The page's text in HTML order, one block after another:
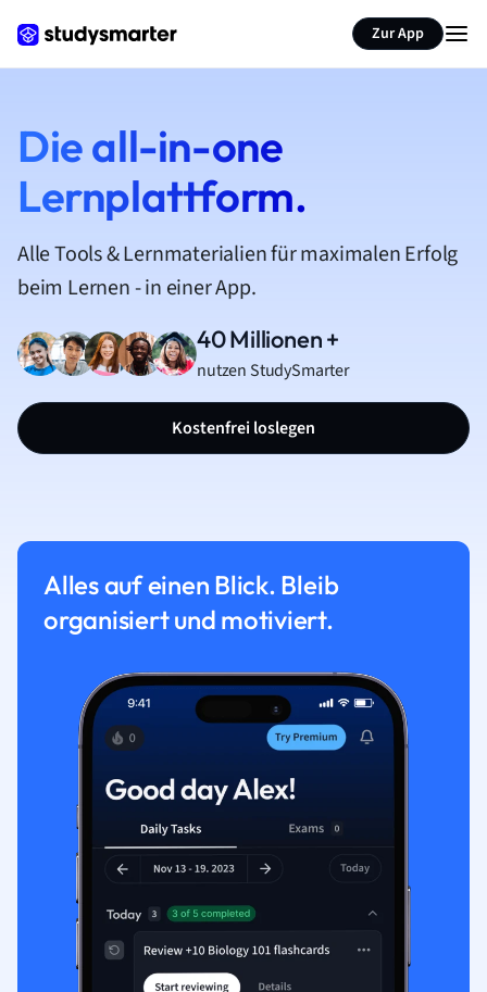
Zur App
Die all-in-one
Lernplattform.
Alle Tools & Lernmaterialien für maximalen Erfolg
beim Lernen - in einer App.
40 Millionen +
nutzen StudySmarter
Kostenfrei loslegen
Alles auf einen Blick. Bleib
organisiert und motiviert.